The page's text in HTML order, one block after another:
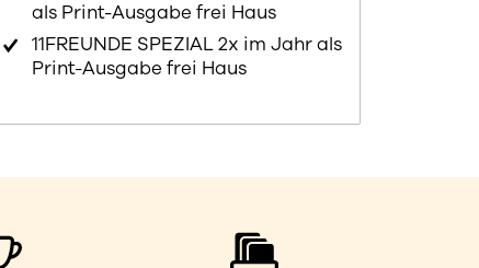
als Print-Ausgabe frei Haus
11FREUNDE SPEZIAL 2x im Jahr als
Print-Ausgabe frei Haus